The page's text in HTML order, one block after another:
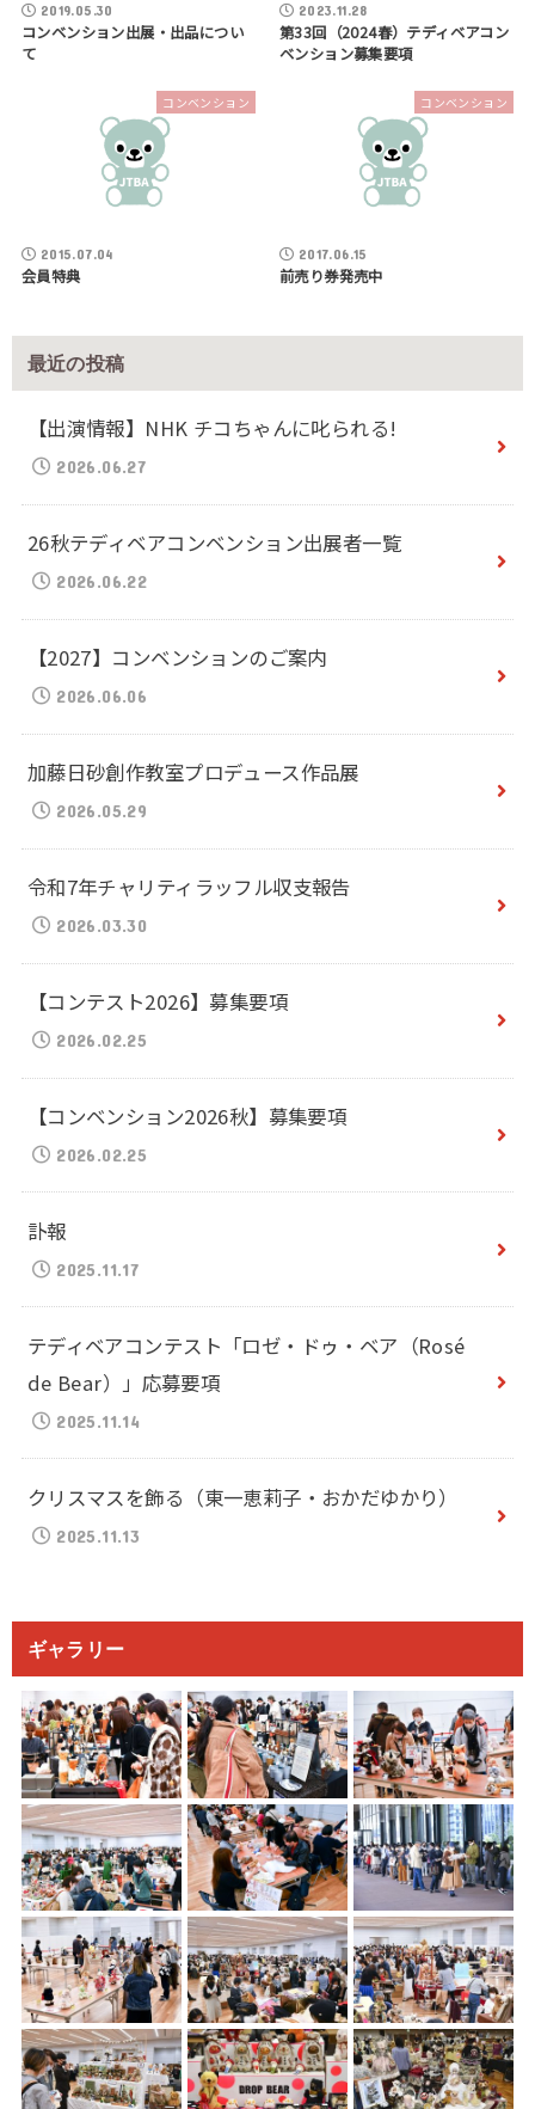
2019.05.30
コンベンション出展・出品につい
て
2023.11.28
第33回（2024春）テディベアコン
ベンション募集要項
コンベンション
2015.07.04
会員特典
コンベンション
2017.06.15
前売り券発売中
最近の投稿
【出演情報】NHK チコちゃんに叱られる!
2026.06.27
26秋テディベアコンベンション出展者一覧
2026.06.22
【2027】コンベンションのご案内
2026.06.06
加藤日砂創作教室プロデュース作品展
2026.05.29
令和7年チャリティラッフル収支報告
2026.03.30
【コンテスト2026】募集要項
2026.02.25
【コンベンション2026秋】募集要項
2026.02.25
訃報
2025.11.17
テディベアコンテスト「ロゼ・ドゥ・ベア（Rosé
de Bear）」応募要項
2025.11.14
クリスマスを飾る（東一恵莉子・おかだゆかり）
2025.11.13
ギャラリー